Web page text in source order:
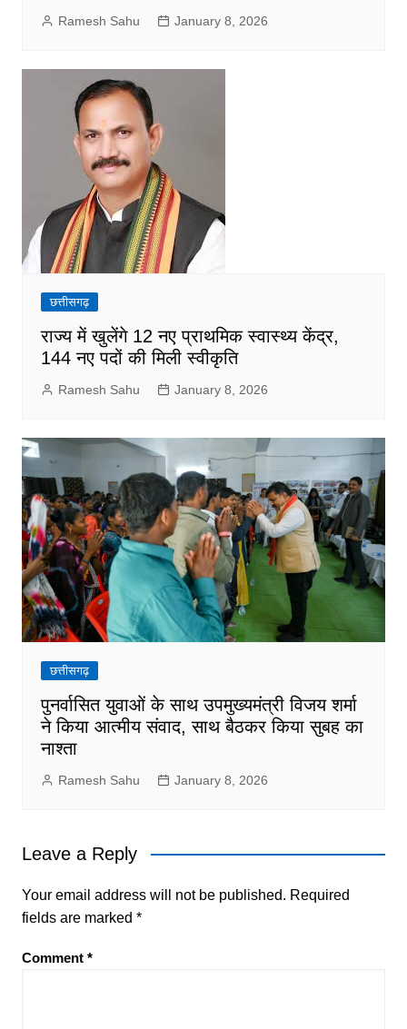
Ramesh Sahu January 8, 2026
छत्तीसगढ़
राज्य में खुलेंगे 12 नए प्राथमिक स्वास्थ्य केंद्र,
144 नए पदों की मिली स्वीकृति
Ramesh Sahu January 8, 2026
छत्तीसगढ़
पुनर्वासित युवाओं के साथ उपमुख्यमंत्री विजय शर्मा
ने किया आत्मीय संवाद, साथ बैठकर किया सुबह का
नाश्ता
Ramesh Sahu January 8, 2026
Leave a Reply
Your email address will not be published. Required
fields are marked *
Comment *